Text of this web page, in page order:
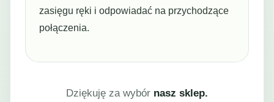
zasięgu ręki i odpowiadać na przychodzące
połączenia.
Dziękuję za wybór nasz sklep.